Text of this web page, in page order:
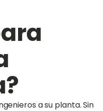
a su planta. Sin